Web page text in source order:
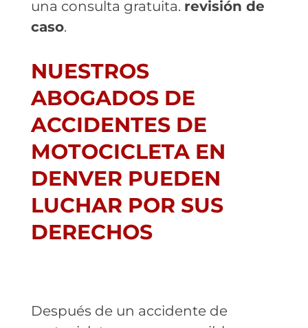
una consulta gratuita. revisión de
caso.
NUESTROS
ABOGADOS DE
ACCIDENTES DE
MOTOCICLETA EN
DENVER PUEDEN
LUCHAR POR SUS
DERECHOS
Después de un accidente de